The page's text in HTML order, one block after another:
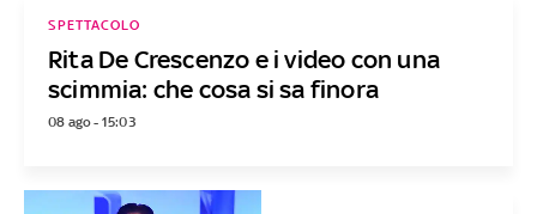
Rita De Crescenzo e i video con una
scimmia: che cosa si sa finora
SPETTACOLO
08 ago - 15:03